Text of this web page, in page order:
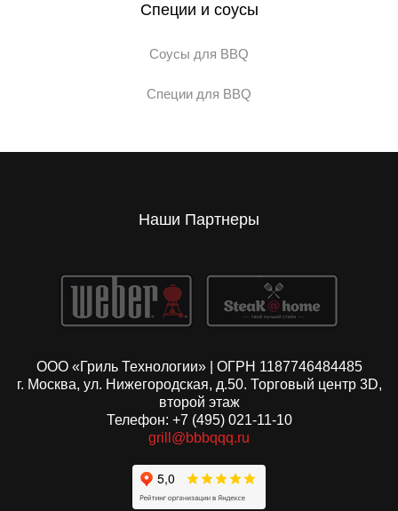
Специи и соусы
Соусы для BBQ
Специи для BBQ
Наши Партнеры
ООО «Гриль Технологии» | ОГРН 1187746484485
г. Москва, ул. Нижегородская, д.50. Торговый центр 3D,
второй этаж
Телефон: +7 (495) 021-11-10
grill@bbbqqq.ru